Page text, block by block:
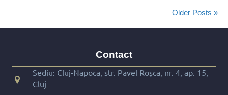
Older Posts »
Contact
Sediu: Cluj-Napoca, str. Pavel Roșca, nr. 4, ap. 15,
Cluj